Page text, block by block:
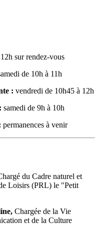
sur rendez-vous
de 10h à 11h
: vendredi de 10h45 à 12h
samedi de 9h à 10h
permanences à venir
du Cadre naturel et
Loisirs (PRL) le "Petit
Chargée de la Vie
et de la Culture